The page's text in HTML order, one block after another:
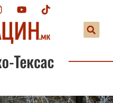
Тексас